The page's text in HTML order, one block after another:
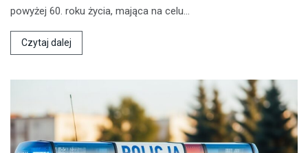
powyżej 60. roku życia, mająca na celu…
Czytaj dalej